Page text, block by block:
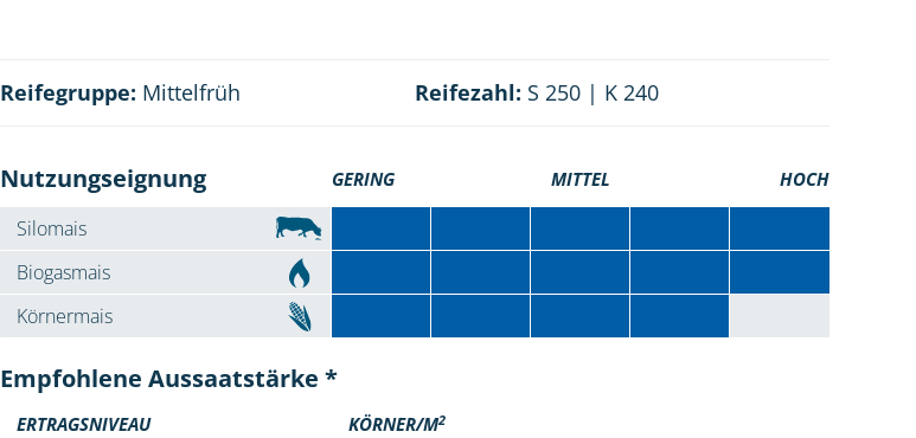
Reifegruppe: Mittelfrüh Reifezahl: S 250 | K 240
Nutzungseignung GERING MITTEL HOCH
Silomais
Biogasmais
Körnermais
Empfohlene Aussaatstärke *
ERTRAGSNIVEAU KÖRNER/M2